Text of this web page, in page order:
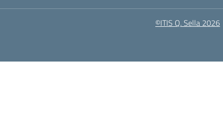
©ITIS Q. Sella 2026